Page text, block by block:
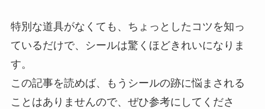
特別な道具がなくても、ちょっとしたコツを知っ
ているだけで、シールは驚くほどきれいになりま
す。
この記事を読めば、もうシールの跡に悩まされる
ことはありませんので、ぜひ参考にしてくださ